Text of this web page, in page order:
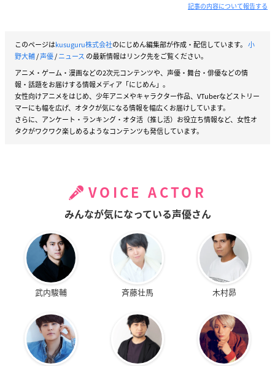
記事の内容について報告する
このページはkusuguru株式会社のにじめん編集部が作成・配信しています。 小
野大輔/声優/ニュース の最新情報はリンク先をご覧ください。
アニメ・ゲーム・漫画などの2次元コンテンツや、声優・舞台・俳優などの情
報・話題をお届けする情報メディア「にじめん」。
女性向けアニメをはじめ、少年アニメやキャラクター作品、VTuberなどストリー
マーにも幅を広げ、オタクが気になる情報を幅広くお届けしています。
さらに、アンケート・ランキング・オタ活（推し活）お役立ち情報など、女性オ
タクがワクワク楽しめるようなコンテンツも発信しています。
VOICE ACTOR
みんなが気になっている声優さん
武内駿輔 斉藤壮馬 木村昴